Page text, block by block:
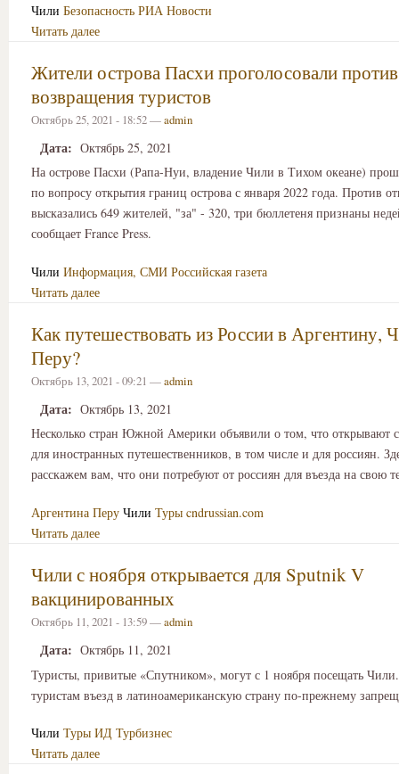
Чили Безопасность РИА Новости
Читать далее
Жители острова Пасхи проголосовали против
возвращения туристов
Октябрь 25, 2021 - 18:52 —admin
Дата: Октябрь 25, 2021
На острове Пасхи (Рапа-Нуи, владение Чили в Тихом океане)
по вопросу открытия границ острова с января 2022 года. Против
высказались 649 жителей, "за" - 320, три бюллетеня признаны
сообщает France Press.
Чили Информация, СМИ Российская газета
Читать далее
Как путешествовать из России в Аргентину,
Перу?
Октябрь 13, 2021 - 09:21 —admin
Дата: Октябрь 13, 2021
Несколько стран Южной Америки объявили о том, что открывают
для иностранных путешественников, в том числе и для россиян.
расскажем вам, что они потребуют от россиян для въезда на свою
Аргентина Перу Чили Туры cndrussian.com
Читать далее
Чили с ноября открывается для Sputnik V
вакцинированных
Октябрь 11, 2021 - 13:59 —admin
Дата: Октябрь 11, 2021
Туристы, привитые «Спутником», могут с 1 ноября посещать
туристам въезд в латиноамериканскую страну по-прежнему
Чили Туры ИД Турбизнес
Читать далее